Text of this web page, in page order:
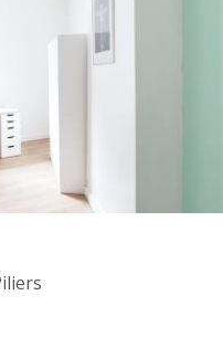
Belle chambre lumineuse
chaussée) à louer dans une
au 68 rue Saint-Donat à
chambre est entièrement...